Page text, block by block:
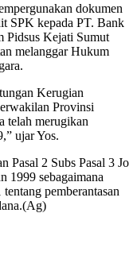
dokumen
SPK kepada PT. Bank
Pidsus Kejati Sumut
melanggar Hukum
Kerugian
Provinsi
telah merugikan
ujar Yos.
Pasal 2 Subs Pasal 3 Jo
1999 sebagaimana
pemberantasan